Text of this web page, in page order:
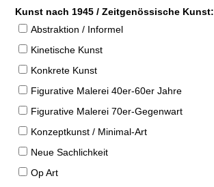
Kunst nach 1945 / Zeitgenössische Kunst:
Abstraktion / Informel
Kinetische Kunst
Konkrete Kunst
Figurative Malerei 40er-60er Jahre
Figurative Malerei 70er-Gegenwart
Konzeptkunst / Minimal-Art
Neue Sachlichkeit
Op Art